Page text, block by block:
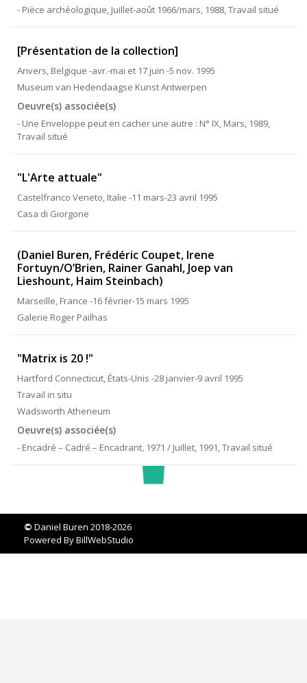
- Pièce archéologique, Juillet-août 1966/mars, 1988, Travail situé
[Présentation de la collection]
Anvers, Belgique -avr.-mai et 17 juin -5 nov. 1995
Museum van Hedendaagse Kunst Antwerpen
Oeuvre(s) associée(s)
- Une Enveloppe peut en cacher une autre : N° IX, Mars, 1989,
Travail situé
"L'Arte attuale"
Castelfranco Veneto, Italie -11 mars-23 avril 1995
Casa di Giorgone
(Daniel Buren, Frédéric Coupet, Irene
Fortuyn/O’Brien, Rainer Ganahl, Joep van
Lieshount, Haim Steinbach)
Marseille, France -16 février-15 mars 1995
Galerie Roger Pailhas
"Matrix is 20 !"
Hartford Connecticut, États-Unis -28 janvier-9 avril 1995
Travail in situ
Wadsworth Atheneum
Oeuvre(s) associée(s)
- Encadré – Cadré – Encadrant, 1971 / Juillet, 1991, Travail situé
© Daniel Buren 2018-2026
Powered ByBillWebStudio